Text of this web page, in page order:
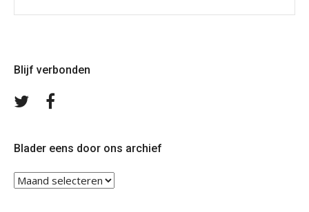
Blijf verbonden
Volg
Blader eens door ons archief
Blader